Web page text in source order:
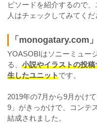
ピソードを紹介するので
人はチェックしてみてくだ
「monogatary.com
YOASOBIはソニーミュー
る、 小説やイラストの投稿
生したユニットです。
2019年の7月から9月かけ
9」がきっかけで、コンテ
結成されました。